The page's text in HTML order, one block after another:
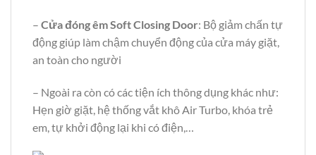
– Cửa đóng êm Soft Closing Door: Bộ giảm chấn tự
động giúp làm chậm chuyển động của cửa máy giặt,
an toàn cho người
– Ngoài ra còn có các tiện ích thông dụng khác như:
Hẹn giờ giặt, hệ thống vắt khô Air Turbo, khóa trẻ
em, tự khởi động lại khi có điện,…